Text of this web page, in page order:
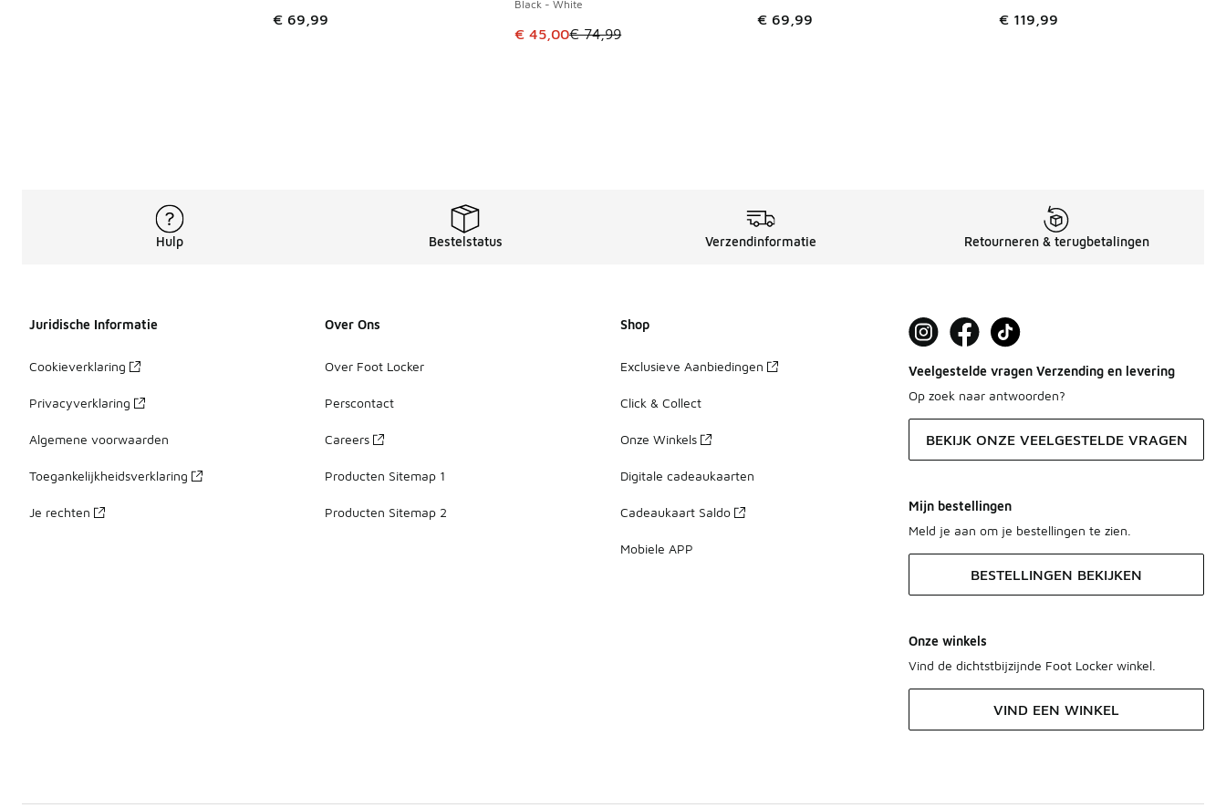
€ 69,99
Black - White
Dit artikel is in de uitverkoop. Dit artikel is in de aanbieding Prijs verlaagd van € 74,99 naar € 45,00
€ 45,00€ 74,99
€ 69,99 € 119,99
Hulp Bestelstatus Verzendinformatie Retourneren & terugbetalingen
Juridische Informatie
Cookieverklaring
Privacyverklaring
Algemene voorwaarden
Toegankelijkheidsverklaring
Je rechten
Over Ons
Over Foot Locker
Perscontact
Careers
Producten Sitemap 1
Producten Sitemap 2
Shop
Exclusieve Aanbiedingen
Click & Collect
Onze Winkels
Digitale cadeaukaarten
Cadeaukaart Saldo
Mobiele APP
Veelgestelde vragen Verzending en levering
Op zoek naar antwoorden?
BEKIJK ONZE VEELGESTELDE VRAGEN
Mijn bestellingen
Meld je aan om je bestellingen te zien.
BESTELLINGEN BEKIJKEN
Onze winkels
Vind de dichtstbijzijnde Foot Locker winkel.
VIND EEN WINKEL